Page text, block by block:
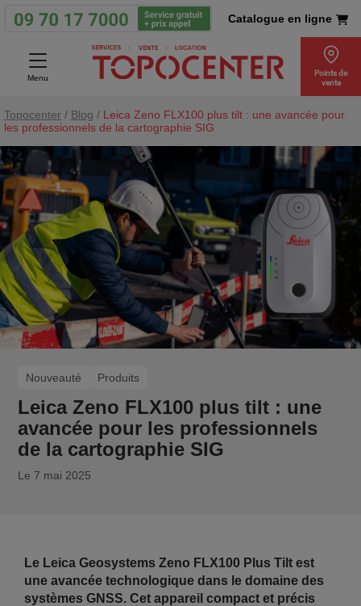
Catalogue en ligne
Menu
Points de
vente
Topocenter / Blog / Leica Zeno FLX100 plus tilt : une avancée pour
les professionnels de la cartographie SIG
Nouveauté Produits
Leica Zeno FLX100 plus tilt : une
avancée pour les professionnels
de la cartographie SIG
Le 7 mai 2025
Le Leica Geosystems Zeno FLX100 Plus Tilt est
une avancée technologique dans le domaine des
systèmes GNSS. Cet appareil compact et précis